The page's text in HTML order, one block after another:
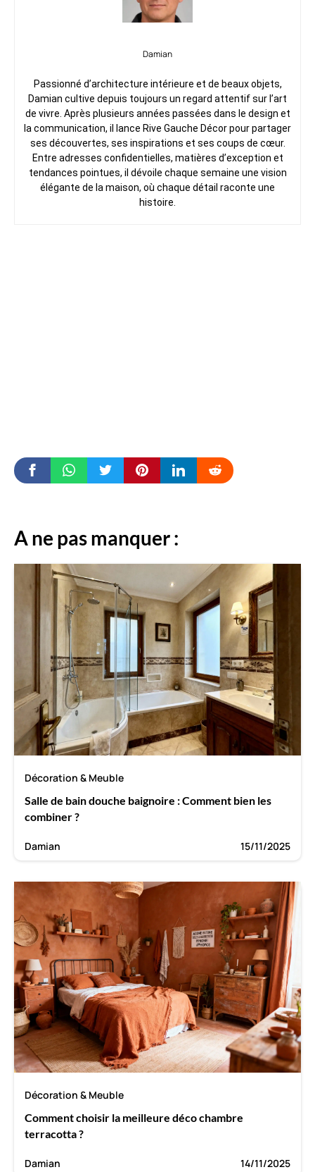
Damian
Passionné d’architecture intérieure et de beaux objets,
Damian cultive depuis toujours un regard attentif sur l’art
de vivre. Après plusieurs années passées dans le design et
la communication, il lance Rive Gauche Décor pour partager
ses découvertes, ses inspirations et ses coups de cœur.
Entre adresses confidentielles, matières d’exception et
tendances pointues, il dévoile chaque semaine une vision
élégante de la maison, où chaque détail raconte une
histoire.
A ne pas manquer :
Décoration & Meuble
Salle de bain douche baignoire : Comment bien les
combiner ?
Damian 15/11/2025
Décoration & Meuble
Comment choisir la meilleure déco chambre
terracotta ?
Damian 14/11/2025